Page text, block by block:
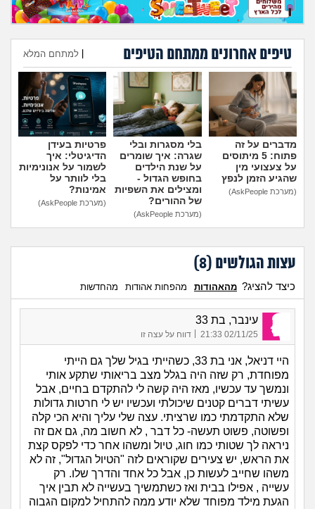
בין הסדינים
חיות מחמד
יוקר המחיה
גאווה
טיפים אחרונים ממתחם הטיפים למתחם המלא
הוספת טיפ
מדברים על זה
פתוח: 5 מיתוסים
על צעצועי מין
שהגיע הזמן לנפץ
(מערכת AskPeople)
בלי מסגרות ובלי
שגרה: איך שומרים
על שנת הילדים
בחופש הגדול -
ומצילים את השפיות
של ההורים?
(מערכת AskPeople)
פרטיות בעידן
הדיגיטלי: איך
לשמור על אנונימיות
בלי לוותר על
אמינות?
(מערכת AskPeople)
עצות הגולשים (8
)
כיצד להציג? מהאהודות מהפחות אהודות מהחדשות
עינבר, בת 33
02/11/25 21:33 דווח על עצה זו
היי דניאל, אני בת 33, כשהייתי בגיל שלך גם הייתי
מפוחדת, רק שזה היה בגלל מצב בריאותי שתקע אותי
ונמשך עד עכשיו, מאז היה קשה לי להתקדם בחיים, אבל
עשיתי דברים קטנים שיכולתי ועכשיו יש לי חרטות גדולות
שלא התקדמתי כמו שרציתי. עצה שלי עליך והיא הכי קלה
ופשוטה, פשוט תעשה- כל דבר , לא חשוב מה, גם אם זה
ניראה לך שטותי כמו חוג, טיול ומשהו אחר כדי לפקס קצת
את הראש, יש צעירים שקוראים לזה "הטיול הגדול", זה לא
משהו שחייב לעשות כן, אבל כל אחד והדרך שלו. רק
עשייה , אפילו בבית ואז כשתמשיך בעשייה לא תבין איך
הגעת מילד מפוחד שלא יודע ממה להתחיל למקום הגבוה